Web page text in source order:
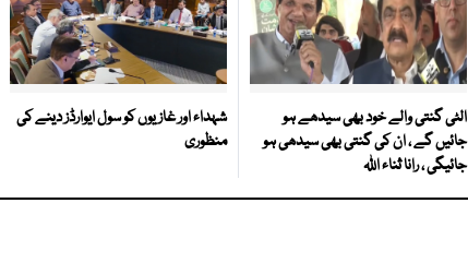
الٹی گنتی والے خود بھی سیدھے ہو
جائیں گے ، ان کی گنتی بھی سیدھی ہو
جائیگی ، رانا ثناء اللہ
شہداء اور غازیوں کو سول ایوارڈز دینے کی
منظوری